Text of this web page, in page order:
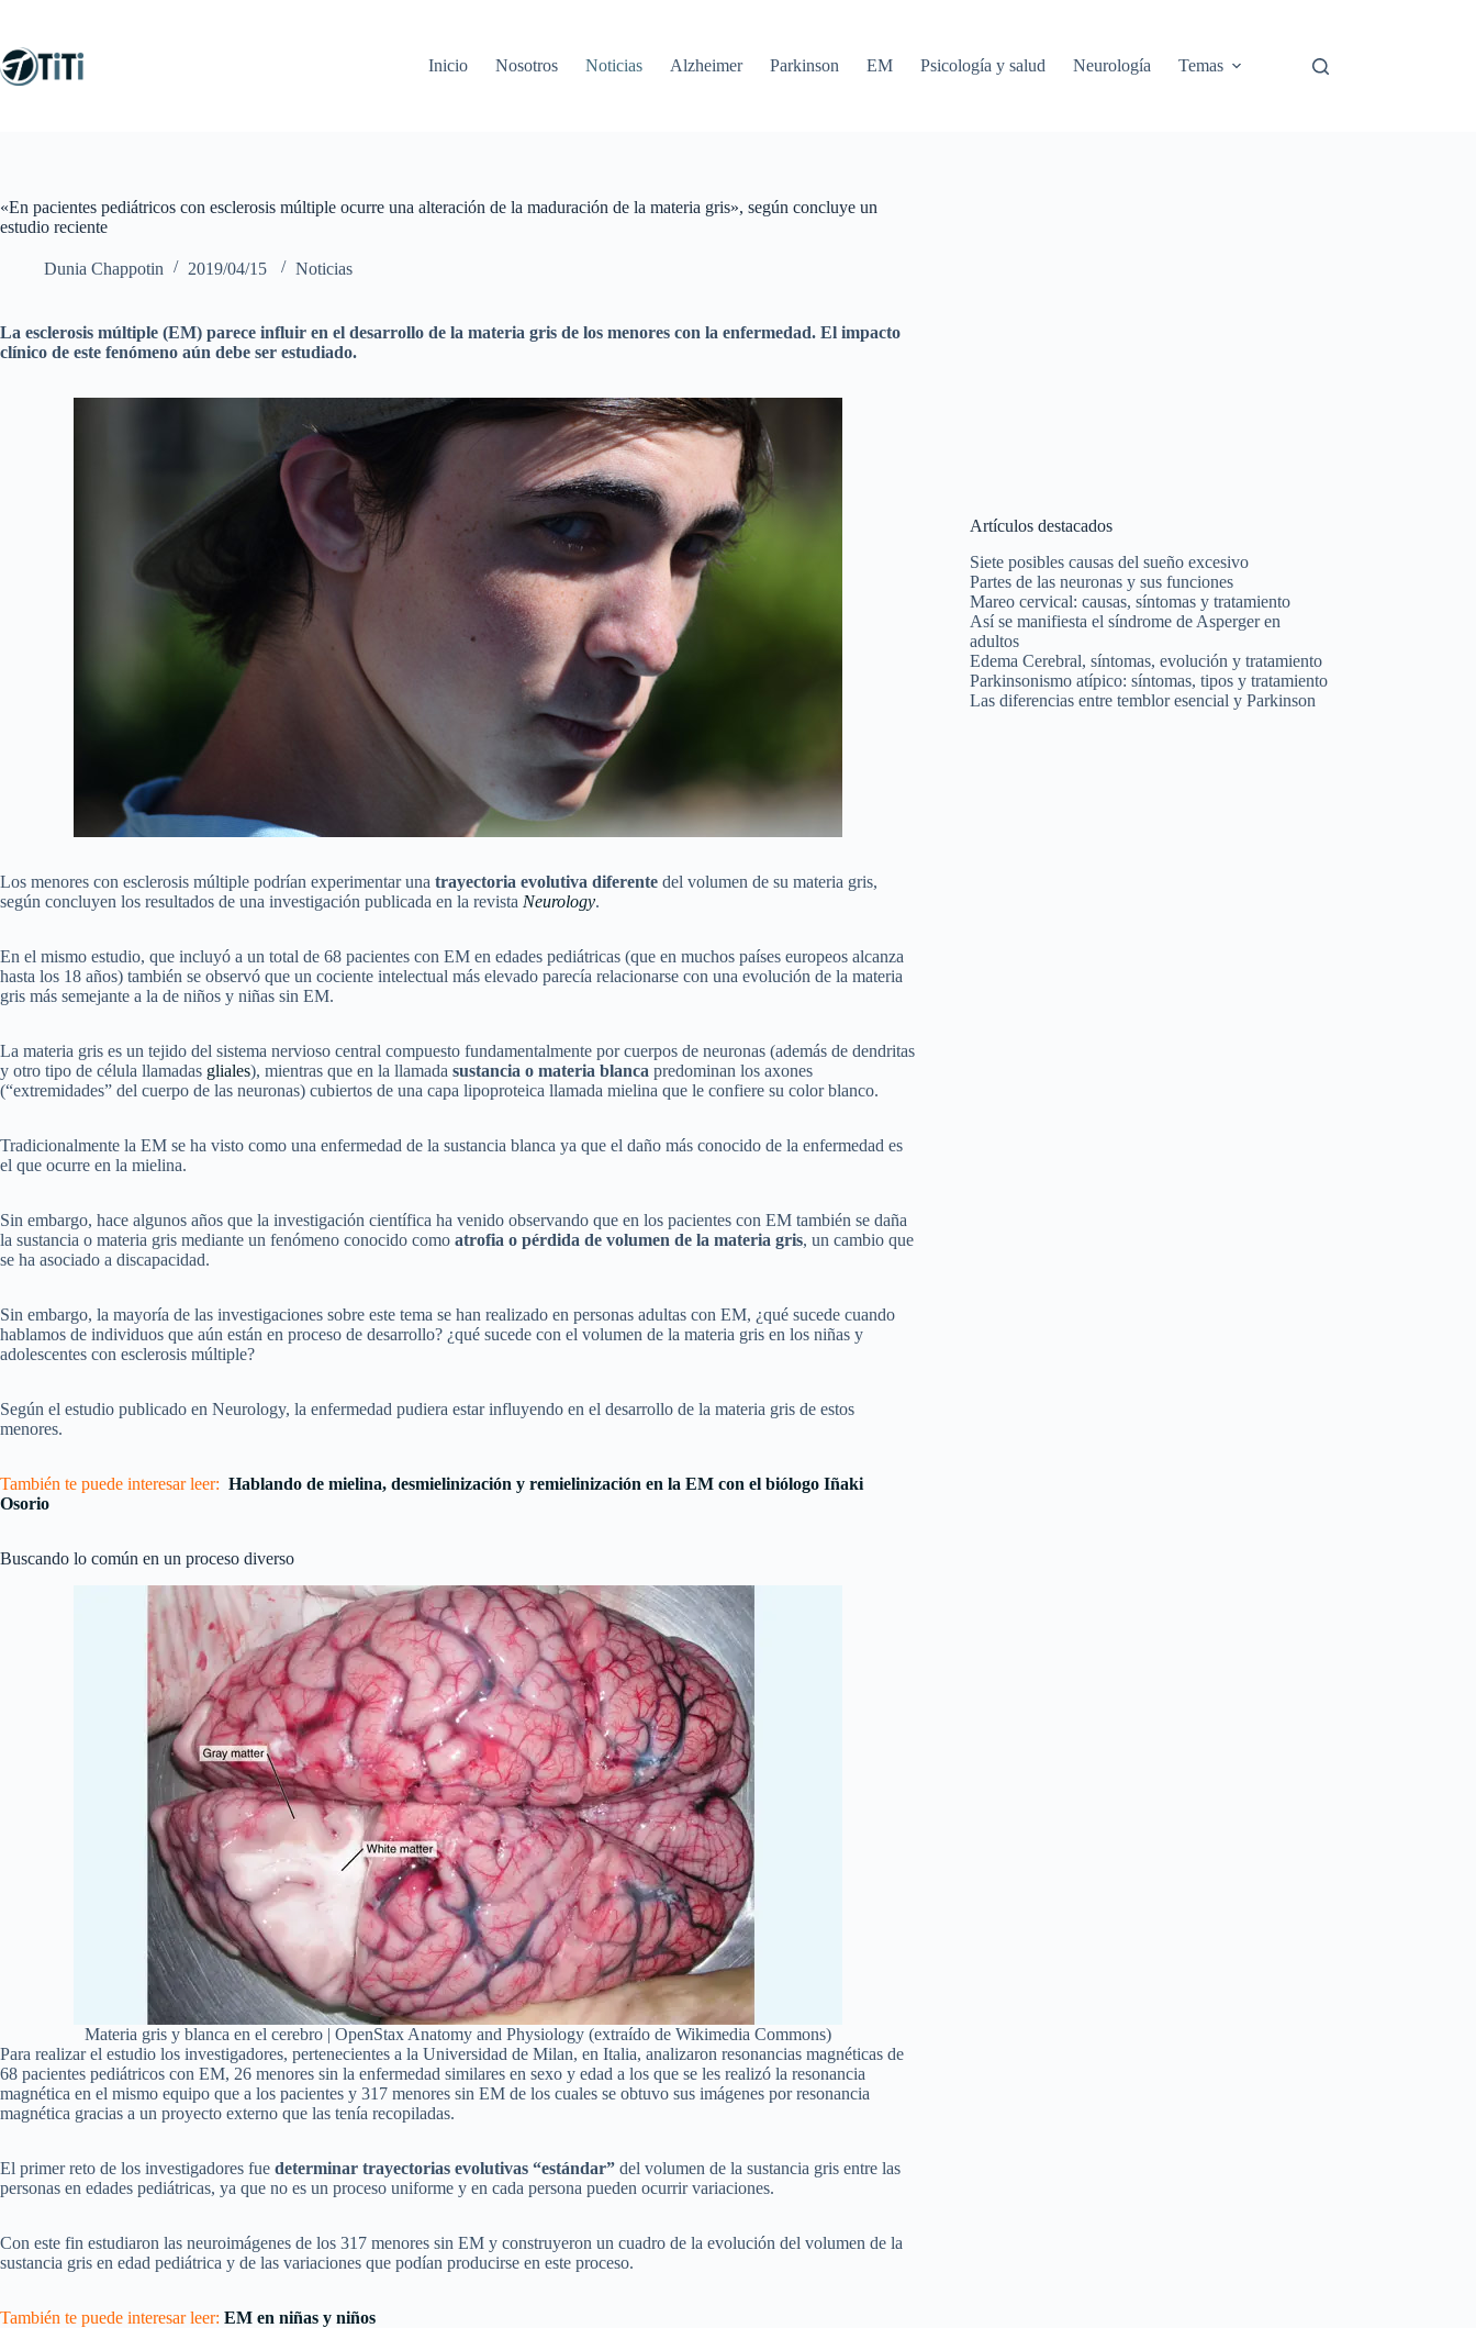
contenido
Inicio
Nosotros Noticias Alzheimer Parkinson EM Psicología y salud Neurología Temas
«En pacientes pediátricos con esclerosis múltiple ocurre una alteración de la maduración de la materia gris», según concluye un
estudio reciente
Dunia Chappotin 2019/04/15 Noticias
La esclerosis múltiple (EM) parece influir en el desarrollo de la materia gris de los menores con la enfermedad. El impacto
clínico de este fenómeno aún debe ser estudiado.
Los menores con esclerosis múltiple podrían experimentar una trayectoria evolutiva diferente del volumen de su materia gris,
según concluyen los resultados de una investigación publicada en la revista Neurology.
En el mismo estudio, que incluyó a un total de 68 pacientes con EM en edades pediátricas (que en muchos países europeos alcanza
hasta los 18 años) también se observó que un cociente intelectual más elevado parecía relacionarse con una evolución de la materia
gris más semejante a la de niños y niñas sin EM.
La materia gris es un tejido del sistema nervioso central compuesto fundamentalmente por cuerpos de neuronas (además de dendritas
y otro tipo de célula llamadas gliales), mientras que en la llamada sustancia o materia blanca predominan los axones
(“extremidades” del cuerpo de las neuronas) cubiertos de una capa lipoproteica llamada mielina que le confiere su color blanco.
Tradicionalmente la EM se ha visto como una enfermedad de la sustancia blanca ya que el daño más conocido de la enfermedad es
el que ocurre en la mielina.
Sin embargo, hace algunos años que la investigación científica ha venido observando que en los pacientes con EM también se daña
la sustancia o materia gris mediante un fenómeno conocido como atrofia o pérdida de volumen de la materia gris, un cambio que
se ha asociado a discapacidad.
Sin embargo, la mayoría de las investigaciones sobre este tema se han realizado en personas adultas con EM, ¿qué sucede cuando
hablamos de individuos que aún están en proceso de desarrollo? ¿qué sucede con el volumen de la materia gris en los niñas y
adolescentes con esclerosis múltiple?
Según el estudio publicado en Neurology, la enfermedad pudiera estar influyendo en el desarrollo de la materia gris de estos
menores.
También te puede interesar leer: Hablando de mielina, desmielinización y remielinización en la EM con el biólogo Iñaki
Osorio
Buscando lo común en un proceso diverso
Materia gris y blanca en el cerebro | OpenStax Anatomy and Physiology (extraído de Wikimedia Commons)
Para realizar el estudio los investigadores, pertenecientes a la Universidad de Milan, en Italia, analizaron resonancias magnéticas de
68 pacientes pediátricos con EM, 26 menores sin la enfermedad similares en sexo y edad a los que se les realizó la resonancia
magnética en el mismo equipo que a los pacientes y 317 menores sin EM de los cuales se obtuvo sus imágenes por resonancia
magnética gracias a un proyecto externo que las tenía recopiladas.
El primer reto de los investigadores fue determinar trayectorias evolutivas “estándar” del volumen de la sustancia gris entre las
personas en edades pediátricas, ya que no es un proceso uniforme y en cada persona pueden ocurrir variaciones.
Con este fin estudiaron las neuroimágenes de los 317 menores sin EM y construyeron un cuadro de la evolución del volumen de la
sustancia gris en edad pediátrica y de las variaciones que podían producirse en este proceso.
También te puede interesar leer: EM en niñas y niños
Artículos destacados
Siete posibles causas del sueño excesivo
Partes de las neuronas y sus funciones
Mareo cervical: causas, síntomas y tratamiento
Así se manifiesta el síndrome de Asperger en
adultos
Edema Cerebral, síntomas, evolución y tratamiento
Parkinsonismo atípico: síntomas, tipos y tratamiento
Las diferencias entre temblor esencial y Parkinson